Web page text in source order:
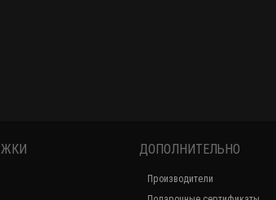
ДОПОЛНИТЕЛЬНО
Производители